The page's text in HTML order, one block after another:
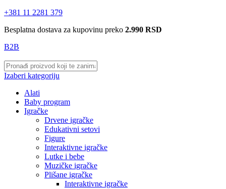
+381 11 2281 379
Besplatna dostava za kupovinu preko 2.990 RSD
B2B
Izaberi kategoriju
Alati
Baby program
Igračke
Drvene igračke
Edukativni setovi
Figure
Interaktivne igračke
Lutke i bebe
Muzičke igračke
Plišane igračke
Interaktivne igračke